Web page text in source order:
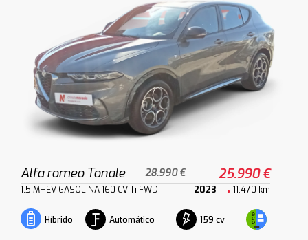
Alfa romeo Tonale 28.990 € 25.990 €
1.5 MHEV GASOLINA 160 CV Ti FWD 2023 11.470 km
Híbrido Automático 159 cv